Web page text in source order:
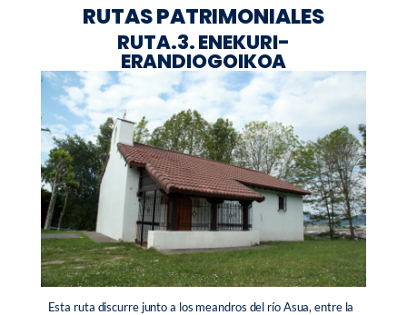
RUTAS PATRIMONIALES
RUTA.3. ENEKURI-
ERANDIOGOIKOA
Esta ruta discurre junto a los meandros del río Asua, entre la